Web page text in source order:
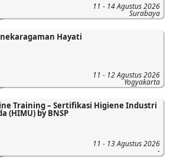
11 - 14 Agustus 2026
Surabaya
Hayati
11 - 12 Agustus 2026
Yogyakarta
Training – Sertifikasi Higiene Industri
(HIMU) by BNSP
11 - 13 Agustus 2026
-